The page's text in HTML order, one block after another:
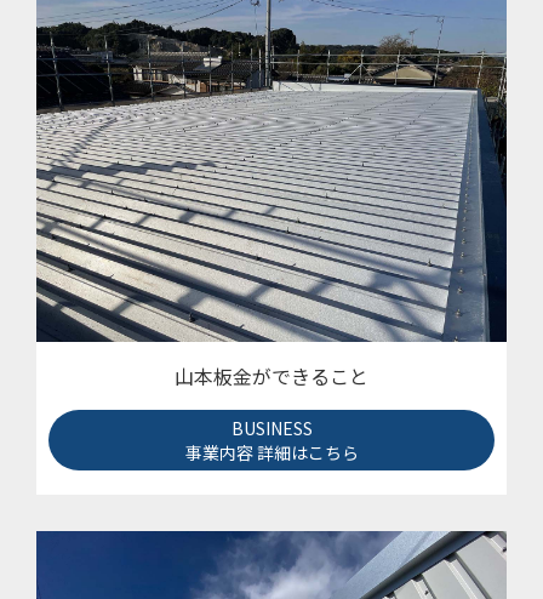
山本板金ができること
BUSINESS
事業内容 詳細はこちら